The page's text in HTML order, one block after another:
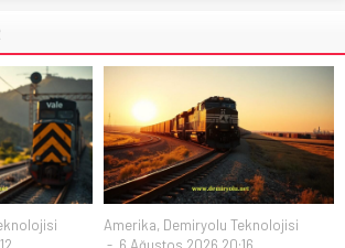
Amerika, Demiryolu Teknolojisi